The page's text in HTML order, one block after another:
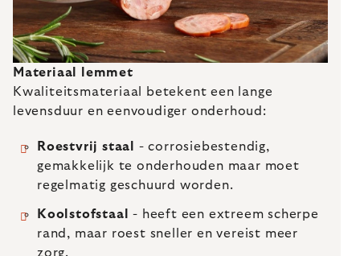
Materiaal lemmet
Kwaliteitsmateriaal betekent een lange
levensduur en eenvoudiger onderhoud:
Roestvrij staal
- corrosiebestendig,
gemakkelijk te onderhouden maar moet
regelmatig geschuurd worden.
Koolstofstaal
- heeft een extreem scherpe
rand, maar roest sneller en vereist meer
zorg.